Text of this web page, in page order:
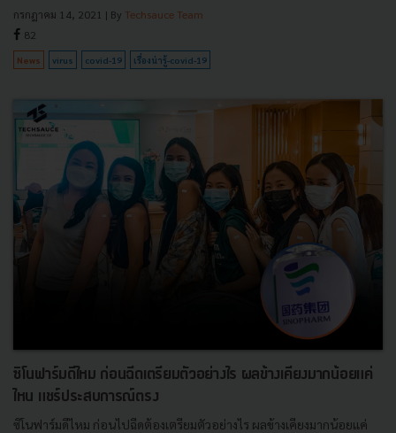
กรกฎาคม 14, 2021 | By Techsauce Team
82
News virus covid-19 เรื่องน่ารู้-covid-19
ซิโนฟาร์มดีไหม ก่อนฉีดเตรียมตัวอย่างไร ผลข้างเคียงมากน้อยแค่
ไหน แชร์ประสบการณ์ตรง
ซิโนฟาร์มดีไหม ก่อนไปฉีดต้องเตรียมตัวอย่างไร ผลข้างเคียงมากน้อยแค่